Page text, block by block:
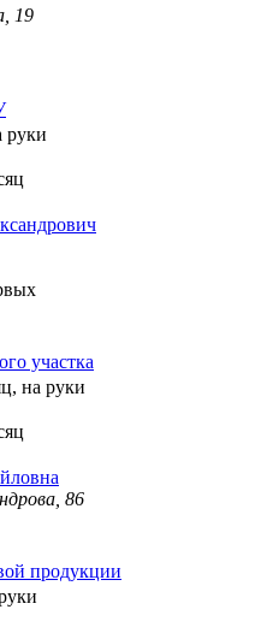
19
руки
участка
на руки
86
продукции